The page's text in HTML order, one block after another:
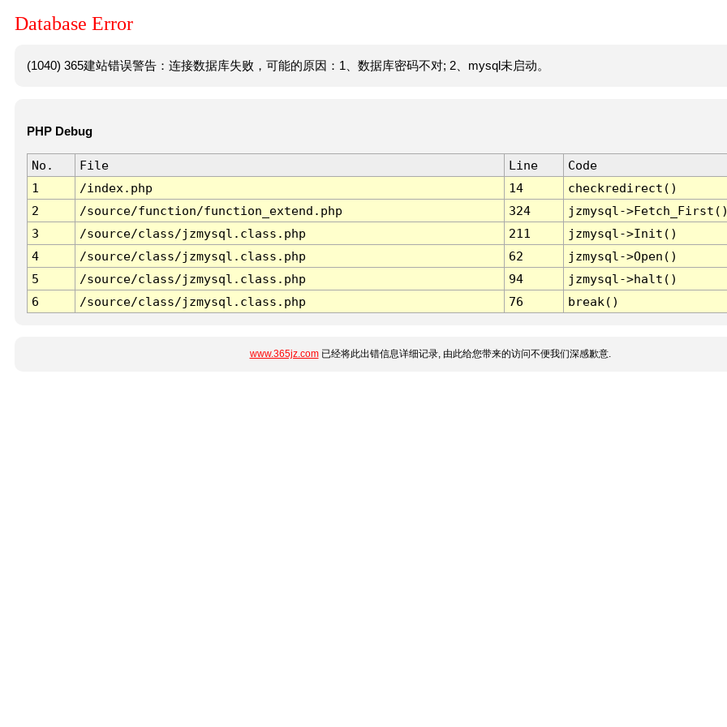
Database Error
(1040) 365建站错误警告：连接数据库失败，可能的原因：1、数据库密码不对; 2、mysql未启动。
PHP Debug
No. File Line
Code
1
/index.php 14
checkredirect()
2
/source/function/function_extend.php 324
jzmysql-
3
/source/class/jzmysql.class.php 211
jzmysql->Init()
4
/source/class/jzmysql.class.php 62
jzmysql->Open()
5
/source/class/jzmysql.class.php 94
jzmysql->halt()
6
/source/class/jzmysql.class.php 76 break()
www.365jz.com已经将此出错信息详细记录, 由此给您带来的访问不便我们深感歉意.